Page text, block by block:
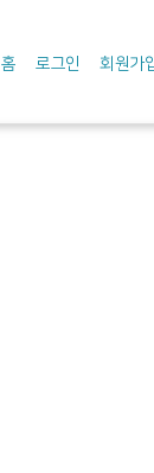
홈 로그인 회원가